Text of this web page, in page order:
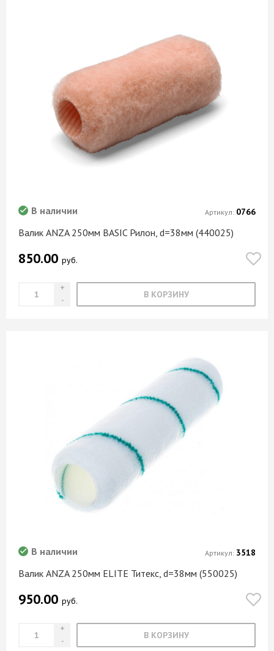
Валик ANZA 250мм BASIC Рилон, d=38мм (440025)
В наличии
850.00 руб.
В КОРЗИНУ
Артикул: 0766
Валик ANZA 250мм ELITE Титекс, d=38мм (550025)
В наличии
950.00 руб.
В КОРЗИНУ
Артикул: 3518